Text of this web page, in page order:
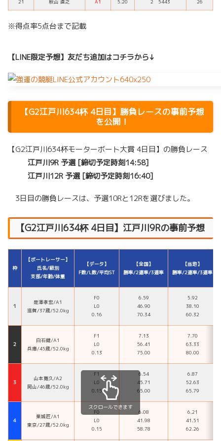
21 秋山 直之 A1 5.20 2 5443 26
※得点率5点台まで記載
【LINE限定予想】友だち追加はコチラから↓
【G2江戸川634杯 4日目】勝負レースの事前予想
を公開！
【G2江戸川634杯モーターボート大賞 4日目】の勝負レース
江戸川9R 予選 [締切予定時刻14:58]
江戸川12R 予選 [締切予定時刻16:40]
3日目の勝負レースは、予選10Rと12Rを選びました。
【G2江戸川634杯 4日目】江戸川9Rの事前予想
枠
【ボートレーサー】
氏名/級別
支部/年齢/体重
【データ】
F数/L数/平均ST
【全国】
勝率/2連率/3連率
【当地】
勝率/2連率/3連率
１
是澤孝宏/A1
滋賀/37歳/52.0kg
F0
L0
0.16
6.59
46.90
70.34
5.92
38.10
60.32
２
白石健/A1
兵庫/45歳/52.0kg
F1
L0
0.13
7.13
56.41
75.00
7.70
63.33
80.00
３
山本寛久/A2
岡山/46歳/52.0kg
F1
L0
0.15
6.54
45.71
65.00
6.87
52.63
65.79
４
栗城匠/A1
東京/27歳/52.0kg
F0
L0
0.15
6.08
41.98
58.78
6.21
41.51
62.26
スクロールできます